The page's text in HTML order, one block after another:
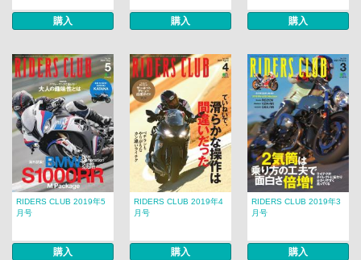
購入 購入 購入
RIDERS CLUB 2019年5
月号
購入
RIDERS CLUB 2019年4
月号
購入
RIDERS CLUB 2019年3
月号
購入